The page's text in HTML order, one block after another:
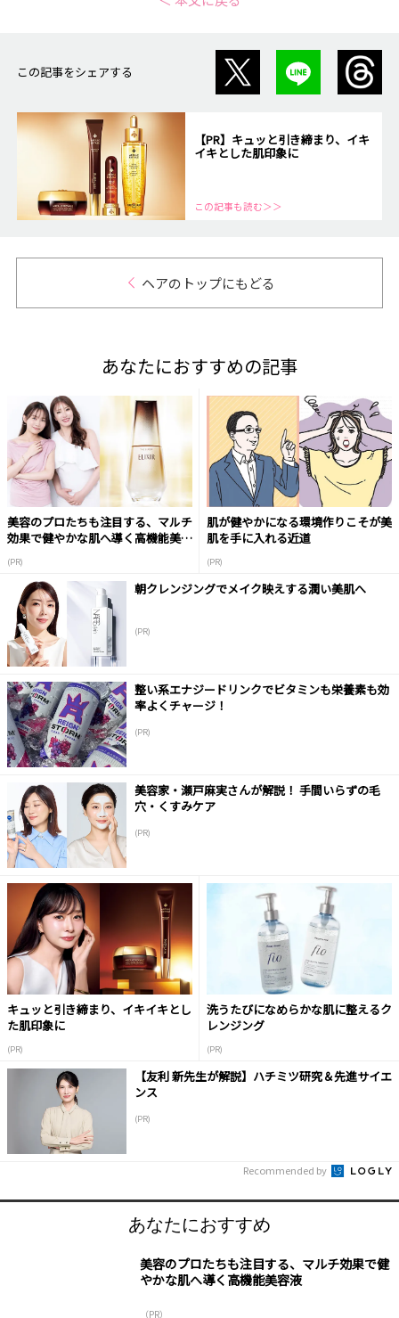
この記事をシェアする
【PR】キュッと引き締まり、イキ
イキとした肌印象に
この記事も読む＞＞
ヘアのトップにもどる
あなたにおすすめの記事
美容のプロたちも注目する、マルチ
効果で健やかな肌へ導く高機能美容
(PR)
肌が健やかになる環境作りこそが美
肌を手に入れる近道
(PR)
朝クレンジングでメイク映えする潤い美肌へ
(PR)
整い系エナジードリンクでビタミンも栄養素も効
率よくチャージ！
(PR)
美容家・瀬戸麻実さんが解説！ 手間いらずの毛
穴・くすみケア
(PR)
キュッと引き締まり、イキイキとし
た肌印象に
(PR)
洗うたびになめらかな肌に整えるク
レンジング
(PR)
【友利 新先生が解説】ハチミツ研究＆先進サイエ
ンス
(PR)
Recommended by
あなたにおすすめ
美容のプロたちも注目する、マルチ効果で健
やかな肌へ導く高機能美容液
（PR）